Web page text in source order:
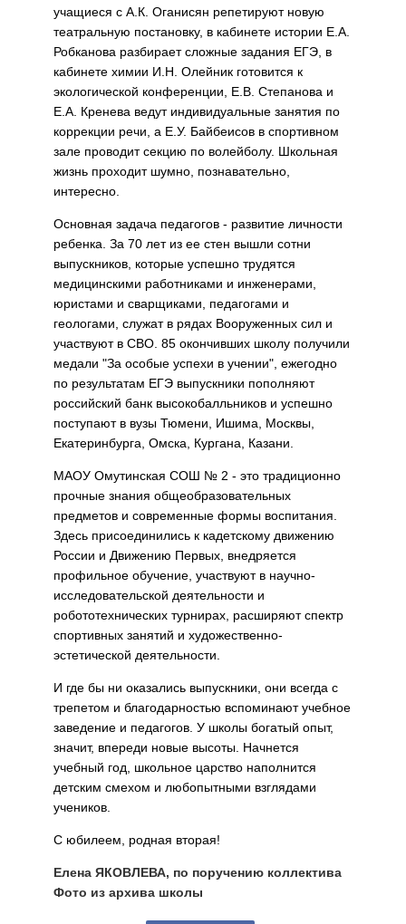
учащиеся с А.К. Оганисян репетируют новую
театральную постановку, в кабинете истории Е.А.
Робканова разбирает сложные задания ЕГЭ, в
кабинете химии И.Н. Олейник готовится к
экологической конференции, Е.В. Степанова и
Е.А. Кренева ведут индивидуальные занятия по
коррекции речи, а Е.У. Байбеисов в спортивном
зале проводит секцию по волейболу. Школьная
жизнь проходит шумно, познавательно,
интересно.
Основная задача педагогов - развитие личности
ребенка. За 70 лет из ее стен вышли сотни
выпускников, которые успешно трудятся
медицинскими работниками и инженерами,
юристами и сварщиками, педагогами и
геологами, служат в рядах Вооруженных сил и
участвуют в СВО. 85 окончивших школу получили
медали "За особые успехи в учении", ежегодно
по результатам ЕГЭ выпускники пополняют
российский банк высокобалльников и успешно
поступают в вузы Тюмени, Ишима, Москвы,
Екатеринбурга, Омска, Кургана, Казани.
МАОУ Омутинская СОШ № 2 - это традиционно
прочные знания общеобразовательных
предметов и современные формы воспитания.
Здесь присоединились к кадетскому движению
России и Движению Первых, внедряется
профильное обучение, участвуют в научно-
исследовательской деятельности и
робототехнических турнирах, расширяют спектр
спортивных занятий и художественно-
эстетической деятельности.
И где бы ни оказались выпускники, они всегда с
трепетом и благодарностью вспоминают учебное
заведение и педагогов. У школы богатый опыт,
значит, впереди новые высоты. Начнется
учебный год, школьное царство наполнится
детским смехом и любопытными взглядами
учеников.
С юбилеем, родная вторая!
Елена ЯКОВЛЕВА, по поручению коллектива
Фото из архива школы